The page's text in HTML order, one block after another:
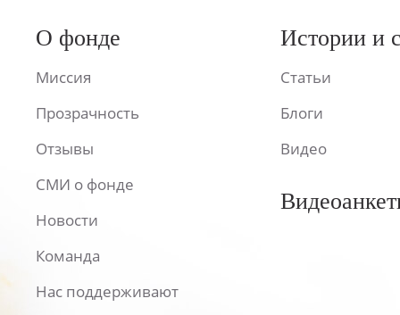
О фонде
Миссия
Прозрачность
Отзывы
СМИ о фонде
Новости
Команда
Нас поддерживают
Истории и
Статьи
Блоги
Видео